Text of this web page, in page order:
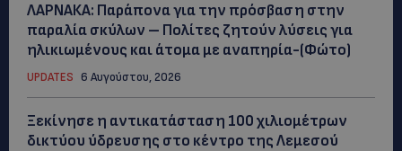
ΛΑΡΝΑΚΑ: Παράπονα για την πρόσβαση στην
παραλία σκύλων – Πολίτες ζητούν λύσεις για
ηλικιωμένους και άτομα με αναπηρία-(Φώτο)
UPDATES 6 Αυγούστου, 2026
Ξεκίνησε η αντικατάσταση 100 χιλιομέτρων
δικτύου ύδρευσης στο κέντρο της Λεμεσού